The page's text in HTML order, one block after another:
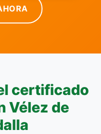
certificado
Vélez de